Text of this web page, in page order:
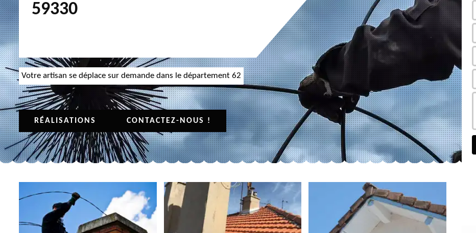
59330
Votre artisan se déplace sur demande dans le département 62
RÉALISATIONS CONTACTEZ-NOUS !